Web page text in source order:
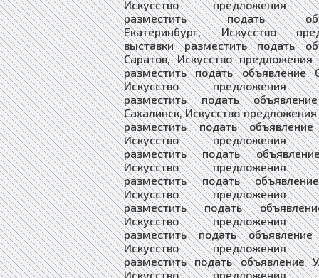
Искусство предложения
разместить подать
Екатеринбург, Искусство
выставки разместить подать
Саратов, Искусство предложения
разместить подать объявление
Искусство предложения
разместить подать
Сахалинск, Искусство
разместить подать
Искусство предложения
разместить подать
Искусство предложения
разместить подать
Искусство предложения
разместить подать
Искусство предложения
разместить подать
Искусство предложения
разместить подать объявление
Искусство предложения